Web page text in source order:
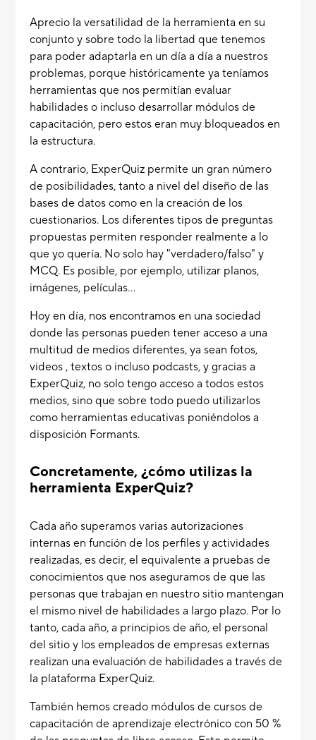
Aprecio la versatilidad de la herramienta en su
conjunto y sobre todo la libertad que tenemos
para poder adaptarla en un día a día a nuestros
problemas, porque históricamente ya teníamos
herramientas que nos permitían evaluar
habilidades o incluso desarrollar módulos de
capacitación, pero estos eran muy bloqueados en
la estructura.
A contrario, ExperQuiz permite un gran número
de posibilidades, tanto a nivel del diseño de las
bases de datos como en la creación de los
cuestionarios. Los diferentes tipos de preguntas
propuestas permiten responder realmente a lo
que yo quería. No solo hay "verdadero/falso" y
MCQ. Es posible, por ejemplo, utilizar planos,
imágenes, películas...
Hoy en día, nos encontramos en una sociedad
donde las personas pueden tener acceso a una
multitud de medios diferentes, ya sean fotos,
videos , textos o incluso podcasts, y gracias a
ExperQuiz, no solo tengo acceso a todos estos
medios, sino que sobre todo puedo utilizarlos
como herramientas educativas poniéndolos a
disposición Formants.
Concretamente, ¿cómo utilizas la
herramienta ExperQuiz?
Cada año superamos varias autorizaciones
internas en función de los perfiles y actividades
realizadas, es decir, el equivalente a pruebas de
conocimientos que nos aseguramos de que las
personas que trabajan en nuestro sitio mantengan
el mismo nivel de habilidades a largo plazo. Por lo
tanto, cada año, a principios de año, el personal
del sitio y los empleados de empresas externas
realizan una evaluación de habilidades a través de
la plataforma ExperQuiz.
También hemos creado módulos de cursos de
capacitación de aprendizaje electrónico con 50 %